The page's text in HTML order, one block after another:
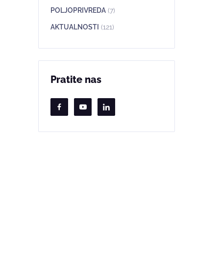
POLJOPRIVREDA (7)
AKTUALNOSTI (121)
Pratite nas